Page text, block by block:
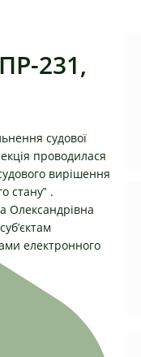
231,
судової
проводилася
вирішення
стану‟ .
Олександрівна
електронного